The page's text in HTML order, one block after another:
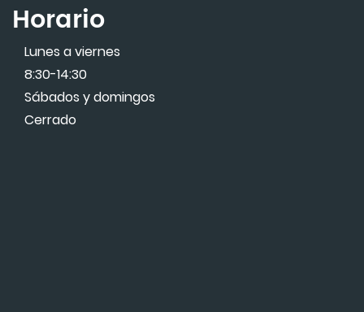
Horario
Lunes a viernes
8:30-14:30
Sábados y domingos
Cerrado